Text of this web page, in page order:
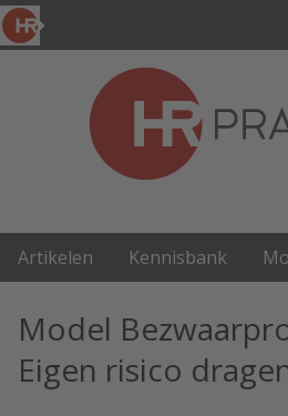
Artikelen Kennisbank
Model
Eigen risico